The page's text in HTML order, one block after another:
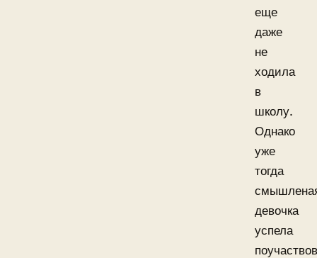
еще
даже
не
ходила
в
школу.
Однако
уже
тогда
девочка
успела